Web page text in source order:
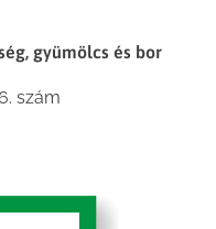
gyümölcs és bor
szám